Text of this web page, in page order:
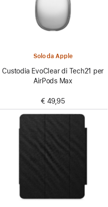
Solo da Apple
Custodia EvoClear di Tech21 per
AirPods Max
€ 49,95